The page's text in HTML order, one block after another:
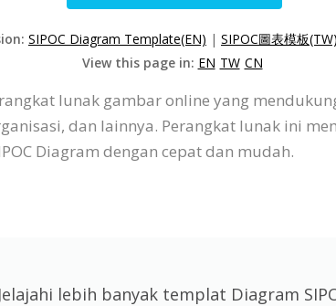
SIPOC Diagram Template(EN) | SIPOC圖表模板(TW)
View this page in: EN TW CN
lunak gambar online yang
dan lainnya. Perangkat lunak ini
Diagram dengan cepat dan mudah.
Jelajahi lebih banyak templat Diagram